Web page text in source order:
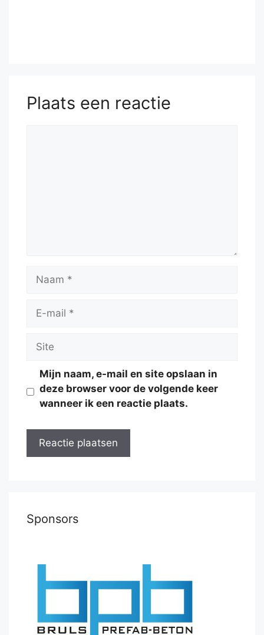
Plaats een reactie
Naam
Site
Mijn naam, e-mail en site opslaan in
deze browser voor de volgende keer
wanneer ik een reactie plaats.
Sponsors